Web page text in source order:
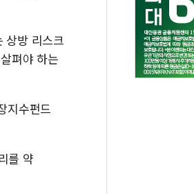
상방 리스크
펴야 하는
지수펀드
를 약